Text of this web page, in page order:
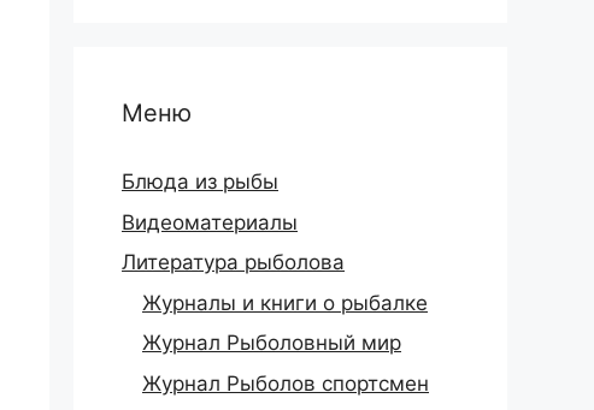
Меню
Блюда из рыбы
Видеоматериалы
Литература рыболова
Журналы и книги о рыбалке
Журнал Рыболовный мир
Журнал Рыболов спортсмен